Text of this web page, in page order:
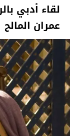
لقاء أدبي
عمران المالح